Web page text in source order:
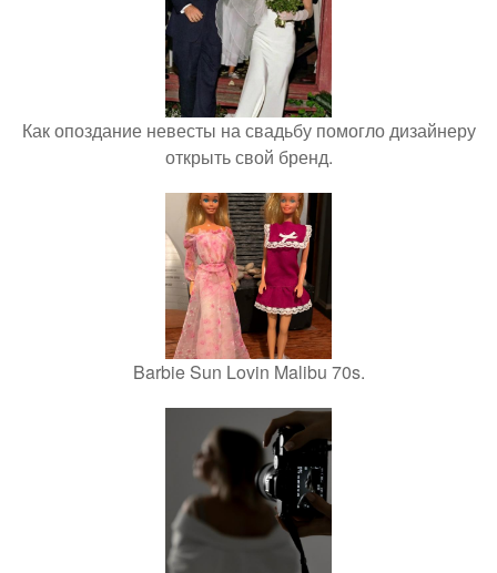
Как опоздание невесты на свадьбу помогло дизайнеру
открыть свой бренд.
Barbie Sun Lovin Malibu 70s.